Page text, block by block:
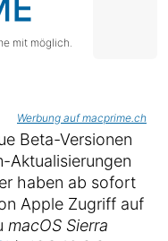
mit möglich.
Werbung auf macprime.ch
Beta-Versionen
Aktualisierungen
haben ab sofort
Apple Zugriff auf
macOS Sierra